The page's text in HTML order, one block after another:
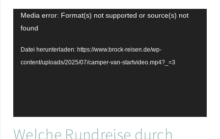
Video-
Player
Media error: Format(s) not supported or source(s) not
found
Datei herunterladen: https://www.brock-reisen.de/wp-
content/uploads/2025/07/camper-van-startvideo.mp4?_=3